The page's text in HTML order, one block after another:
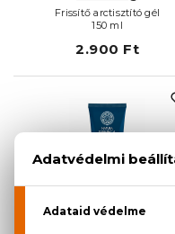
Frissítő arctisztító gél
150 ml
2.900 Ft